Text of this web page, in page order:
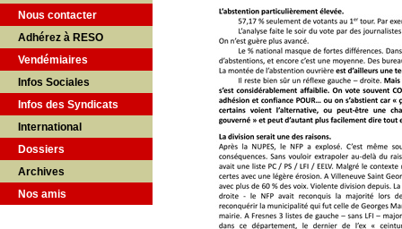
Nous contacter
Adhérez à RESO
Vendémiaires
Infos Sociales
Infos des Syndicats
International
Dossiers
Archives
Nos amis